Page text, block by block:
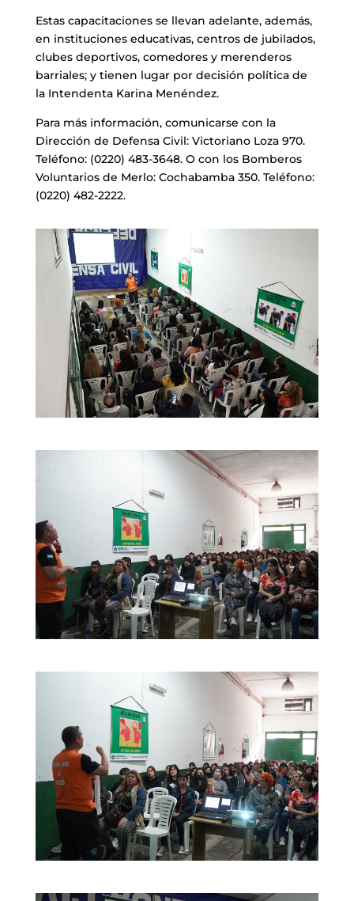
Estas capacitaciones se llevan adelante, además,
en instituciones educativas, centros de jubilados,
clubes deportivos, comedores y merenderos
barriales; y tienen lugar por decisión política de
la Intendenta Karina Menéndez.
Para más información, comunicarse con la
Dirección de Defensa Civil: Victoriano Loza 970.
Teléfono: (0220) 483-3648. O con los Bomberos
Voluntarios de Merlo: Cochabamba 350. Teléfono:
(0220) 482-2222.